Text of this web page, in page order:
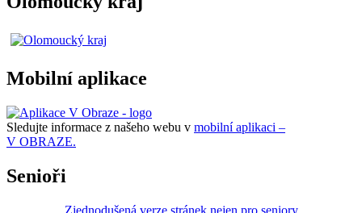
Mobilní aplikace
Sledujte informace z našeho webu v mobilní aplikaci –
V OBRAZE.
Senioři
Zjednodušená verze stránek nejen pro seniory